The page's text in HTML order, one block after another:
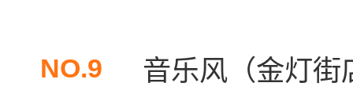
NO.9 音乐风（金灯街